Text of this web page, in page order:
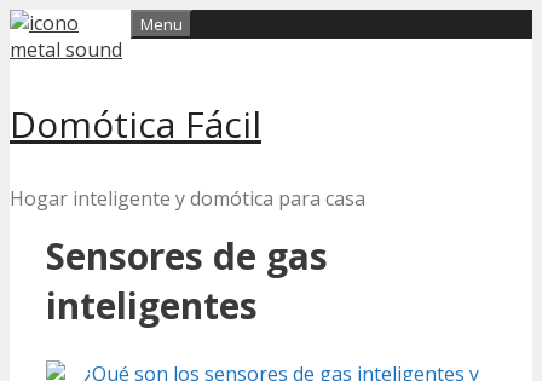
Skip
to
Domótica Fácil
Hogar inteligente y domótica para casa
Menu
Sensores de gas
inteligentes